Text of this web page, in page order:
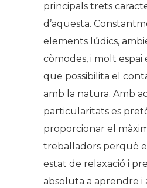
principals trets
d’aquesta.
elements lúdics,
còmodes, i molt espai
que possibilita el
amb la natura. Amb
particularitats es
proporcionar el
treballadors perquè
estat de relaxació i
absoluta a aprendre i